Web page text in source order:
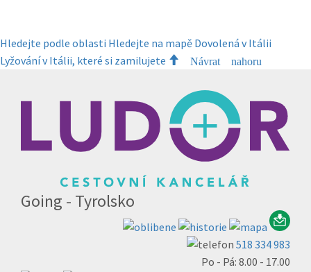
Hledejte podle oblasti Hledejte na mapě Dovolená v Itálii
Lyžování v Itálii, které si zamilujete
Návrat nahoru
Going - Tyrolsko
518 334 983
Po - Pá: 8.00 - 17.00